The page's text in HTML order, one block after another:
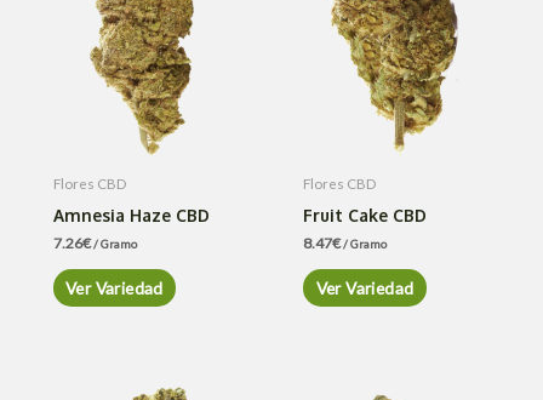
Flores CBD
Amnesia Haze CBD
7.26€/ Gramo
Ver Variedad
Flores CBD
Fruit Cake CBD
8.47€/ Gramo
Ver Variedad